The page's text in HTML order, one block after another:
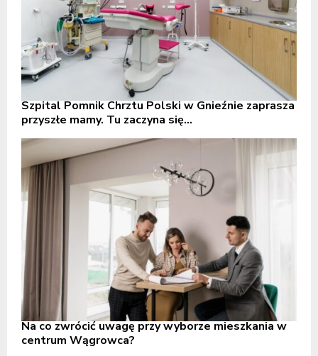
Szpital Pomnik Chrztu Polski w Gnieźnie zaprasza
przyszłe mamy. Tu zaczyna się...
Na co zwrócić uwagę przy wyborze mieszkania w
centrum Wągrowca?